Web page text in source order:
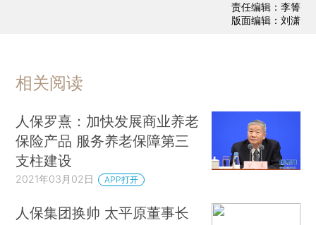
责任编辑：李箐
版面编辑：刘潇
相关阅读
人保罗熹：加快发展商业养老
保险产品 服务养老保障第三
支柱建设
2021年03月02日 APP打开
人保集团换帅 太平原董事长